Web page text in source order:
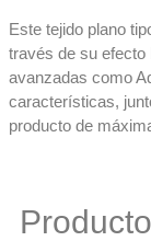
Tecnologías
Art
Este tejido plano
través de su efecto
avanzadas como
características,
producto de